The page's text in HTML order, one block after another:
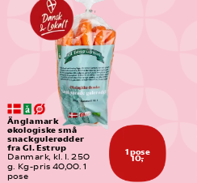
1 pose
10,-
Änglamark
økologiske små
snackgulerødder
fra Gl. Estrup
Danmark, kl. I. 250
g. Kg-pris 40,00. 1
pose